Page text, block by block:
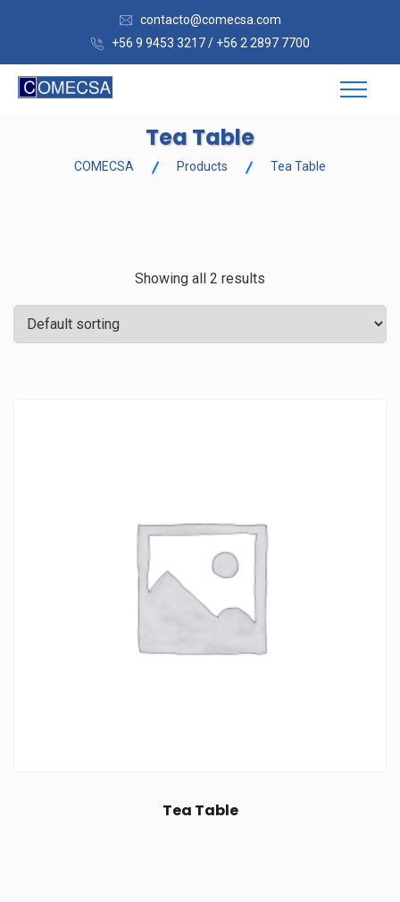
contacto@comecsa.com
+56 9 9453 3217 / +56 2 2897 7700
Tea Table
COMECSA Products Tea Table
Showing all 2 results
Tea Table